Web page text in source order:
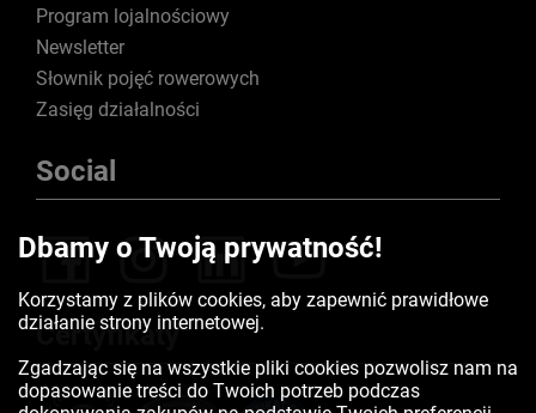
Program lojalnościowy
Newsletter
Słownik pojęć rowerowych
Zasięg działalności
Social
Certyfikaty
Dbamy o Twoją prywatność!
Korzystamy z plików cookies, aby zapewnić prawidłowe
działanie strony internetowej.
Zgadzając się na wszystkie pliki cookies pozwolisz nam na
dopasowanie treści do Twoich potrzeb podczas